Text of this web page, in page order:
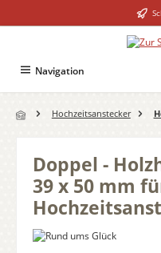
Navigation
Hochzeitsanstecker
Doppel -
39 x 50 mm